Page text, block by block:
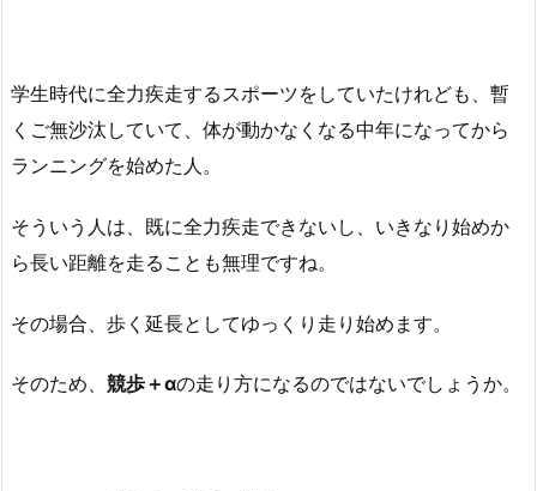
学生時代に全力疾走するスポーツをしていたけれども、暫
くご無沙汰していて、体が動かなくなる中年になってから
ランニングを始めた人。
そういう人は、既に全力疾走できないし、いきなり始めか
ら長い距離を走ることも無理ですね。
その場合、歩く延長としてゆっくり走り始めます。
そのため、 競歩＋αの走り方になるのではないでしょうか。